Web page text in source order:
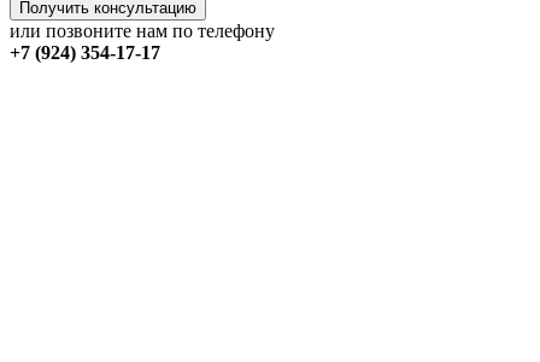
или позвоните нам по телефону
+7 (924) 354-17-17